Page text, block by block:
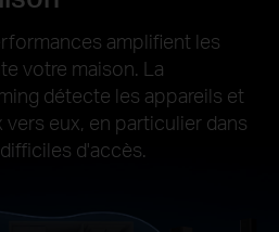
amplifient les
votre maison. La
détecte les appareils et
eux, en particulier dans
d'accès.